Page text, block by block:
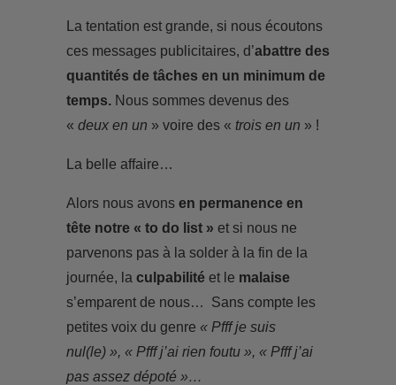
La tentation est grande, si nous écoutons
ces messages publicitaires, d’abattre des
quantités de tâches en un minimum de
temps.Nous sommes devenus des
« deux en un » voire des « trois en un » !
La belle affaire…
Alors nous avons en permanence en
tête notre « to do list » et si nous ne
parvenons pas à la solder à la fin de la
journée, la culpabilitéet le malaise
s’emparent de nous… Sans compte les
petites voix du genre « Pfff je suis
nul(le) », « Pfff j’ai rien foutu », « Pfff j’ai
pas assez dépoté »…